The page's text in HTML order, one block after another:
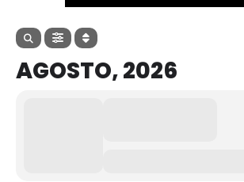
AGOSTO, 2026